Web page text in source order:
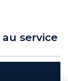
au service